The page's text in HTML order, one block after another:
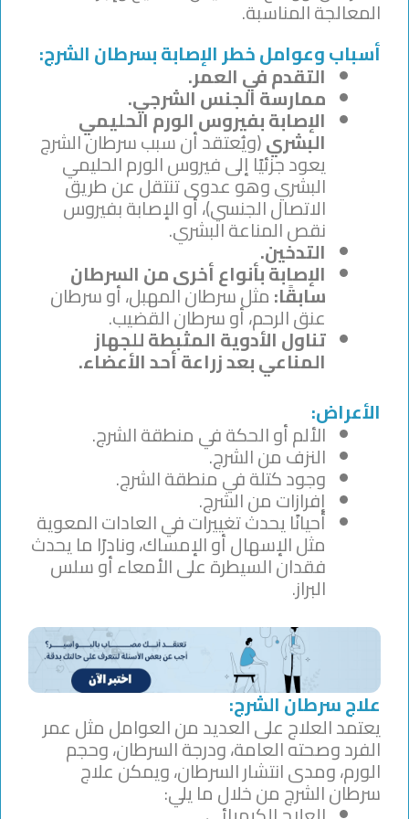
المعالجة المناسبة.
أسباب وعوامل خطر الإصابة بسرطان الشرج:
التقدم في العمر.
ممارسة الجنس الشرجي.
الإصابة بفيروس الورم الحليمي
البشري(ويُعتقد أن سبب سرطان الشرج
يعود جزئيًا إلى فيروس الورم الحليمي
البشري وهو عدوى تنتقل عن طريق
الاتصال الجنسي)، أو الإصابة بفيروس
نقص المناعة البشري.
التدخين.
الإصابة بأنواع أخرى من السرطان
سابقًا:مثل سرطان المهبل، أو سرطان
عنق الرحم، أو سرطان القضيب.
تناول الأدوية المثبطة للجهاز
المناعي بعد زراعة أحد الأعضاء.
الأعراض:
الألم أو الحكة في منطقة الشرج.
النزف من الشرج.
وجود كتلة في منطقة الشرج.
إفرازات من الشرج.
أحيانًا يحدث تغييرات في العادات المعوية
مثل الإسهال أو الإمساك، ونادرًا ما يحدث
فقدان السيطرة على الأمعاء أو سلس
البراز.
علاج سرطان الشرج:
يعتمد العلاج على العديد من العوامل مثل عمر
الفرد وصحته العامة، ودرجة السرطان، وحجم
الورم، ومدى انتشار السرطان، ويمكن علاج
سرطان الشرج من خلال ما يلي: